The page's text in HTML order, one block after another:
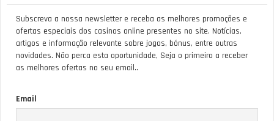
Subscreva a nossa newsletter e receba as melhores promoções e
ofertas especiais dos casinos online presentes no site. Notícias,
artigos e informação relevante sobre jogos, bónus, entre outras
novidades. Não perca esta oportunidade, Seja o primeiro a receber
as melhores ofertas no seu email..
Email